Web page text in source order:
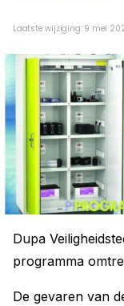
Laatste wijziging: 9 mei
Dupa
programma
De gevaren van